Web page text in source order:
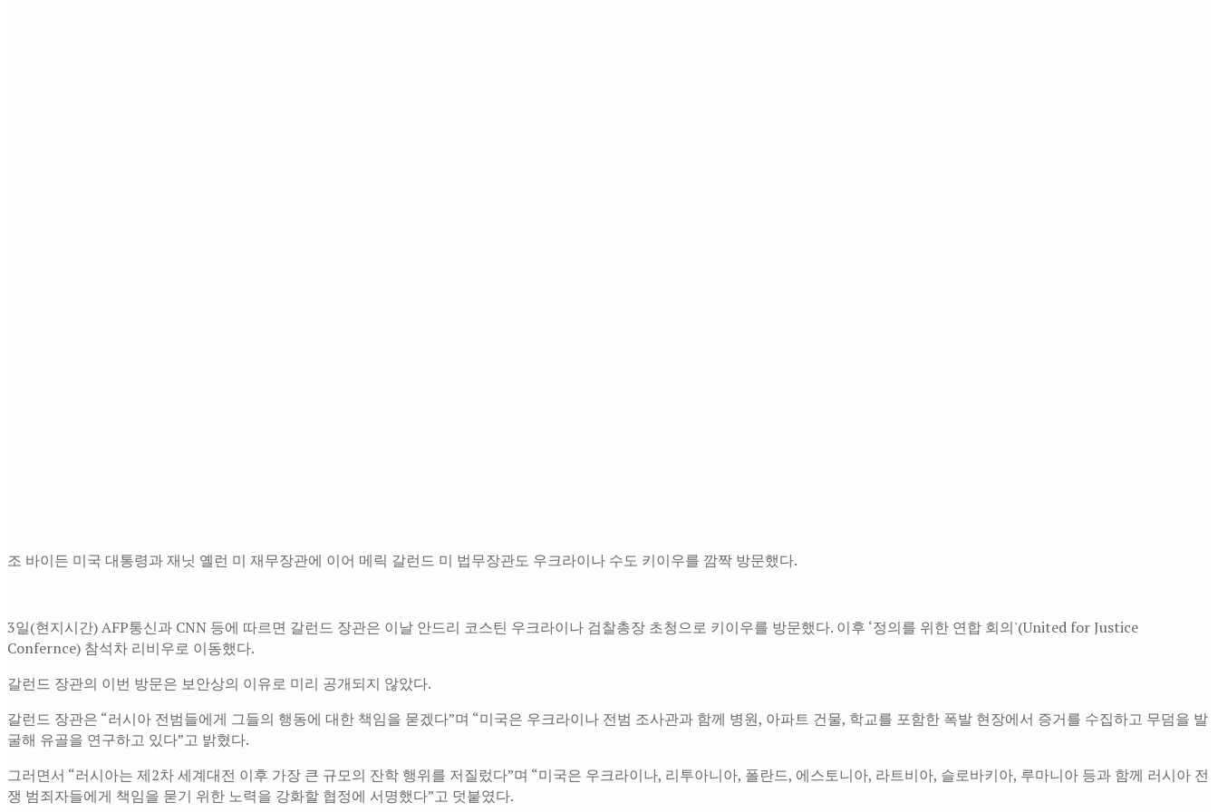
조 바이든 미국 대통령과 재닛 옐런 미 재무장관에 이어 메릭 갈런드 미 법무장관도 우크라이나 수도 키이우를 깜짝 방문했다.
3일(현지시간) AFP통신과 CNN 등에 따르면 갈런드 장관은 이날 안드리 코스틴 우크라이나 검찰총장 초청으로 키이우를 방문했다. 이후 ‘정의를 위한 연합 회의'(United for Justice
Confernce) 참석차 리비우로 이동했다.
갈런드 장관의 이번 방문은 보안상의 이유로 미리 공개되지 않았다.
갈런드 장관은 “러시아 전범들에게 그들의 행동에 대한 책임을 묻겠다”며 “미국은 우크라이나 전범 조사관과 함께 병원, 아파트 건물, 학교를 포함한 폭발 현장에서 증거를 수집하고 무덤을 발
굴해 유골을 연구하고 있다”고 밝혔다.
그러면서 “러시아는 제2차 세계대전 이후 가장 큰 규모의 잔학 행위를 저질렀다”며 “미국은 우크라이나, 리투아니아, 폴란드, 에스토니아, 라트비아, 슬로바키아, 루마니아 등과 함께 러시아 전
쟁 범죄자들에게 책임을 묻기 위한 노력을 강화할 협정에 서명했다”고 덧붙였다.